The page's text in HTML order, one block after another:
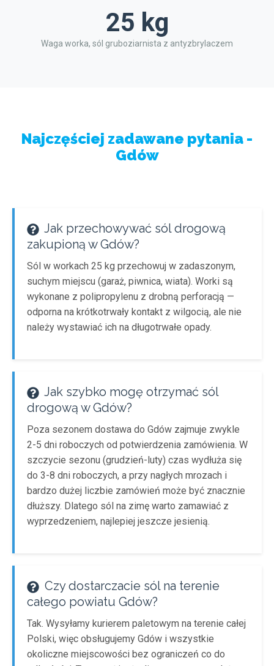
25 kg
Waga worka, sól gruboziarnista z antyzbrylaczem
Najczęściej zadawane pytania -
Gdów
Jak przechowywać sól drogową
zakupioną w Gdów?
Sól w workach 25 kg przechowuj w zadaszonym,
suchym miejscu (garaż, piwnica, wiata). Worki są
wykonane z polipropylenu z drobną perforacją —
odporna na krótkotrwały kontakt z wilgocią, ale nie
należy wystawiać ich na długotrwałe opady.
Jak szybko mogę otrzymać sól
drogową w Gdów?
Poza sezonem dostawa do Gdów zajmuje zwykle
2-5 dni roboczych od potwierdzenia zamówienia. W
szczycie sezonu (grudzień-luty) czas wydłuża się
do 3-8 dni roboczych, a przy nagłych mrozach i
bardzo dużej liczbie zamówień może być znacznie
dłuższy. Dlatego sól na zimę warto zamawiać z
wyprzedzeniem, najlepiej jeszcze jesienią.
Czy dostarczacie sól na terenie
całego powiatu Gdów?
Tak. Wysyłamy kurierem paletowym na terenie całej
Polski, więc obsługujemy Gdów i wszystkie
okoliczne miejscowości bez ograniczeń co do